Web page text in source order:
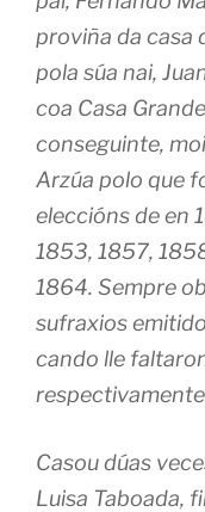
proviña da casa
pola súa nai,
coa Casa
conseguinte,
Arzúa polo que
eleccións de en
1853, 1857,
1864. Sempre
sufraxios
cando lle
Casou dúas
Luisa Taboada,